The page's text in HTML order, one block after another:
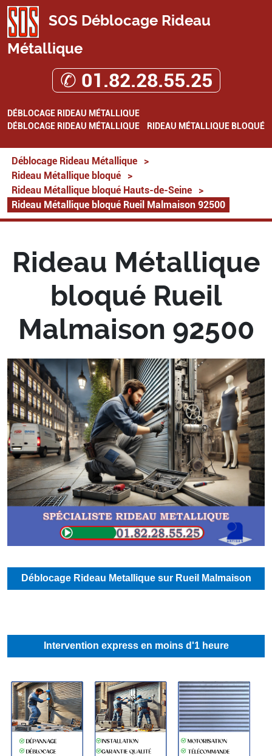
SOS Déblocage Rideau
Métallique
✆ 01.82.28.55.25
DÉBLOCAGE RIDEAU MÉTALLIQUE
DÉBLOCAGE RIDEAU MÉTALLIQUE
RIDEAU MÉTALLIQUE BLOQUÉ
Déblocage Rideau Métallique
>
Rideau Métallique bloqué
>
Rideau Métallique bloqué Hauts-de-Seine
>
Rideau Métallique bloqué Rueil Malmaison 92500
Rideau Métallique
bloqué Rueil
Malmaison 92500
Déblocage Rideau Metallique sur Rueil Malmaison
Intervention express en moins d'1 heure